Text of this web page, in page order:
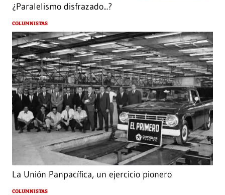
¿Paralelismo disfrazado...?
COLUMNISTAS
La Unión Panpacífica, un ejercicio pionero
COLUMNISTAS